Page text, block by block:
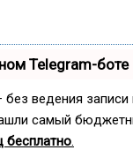
Telegram-боте
без ведения
самый
бесплатно.